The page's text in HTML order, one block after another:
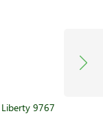
9767